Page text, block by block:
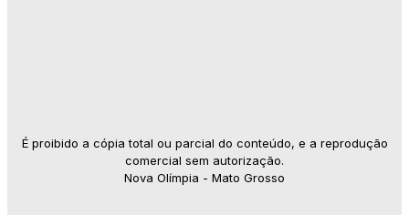
É proibido a cópia total ou parcial do conteúdo, e a reprodução
comercial sem autorização.
Nova Olímpia - Mato Grosso